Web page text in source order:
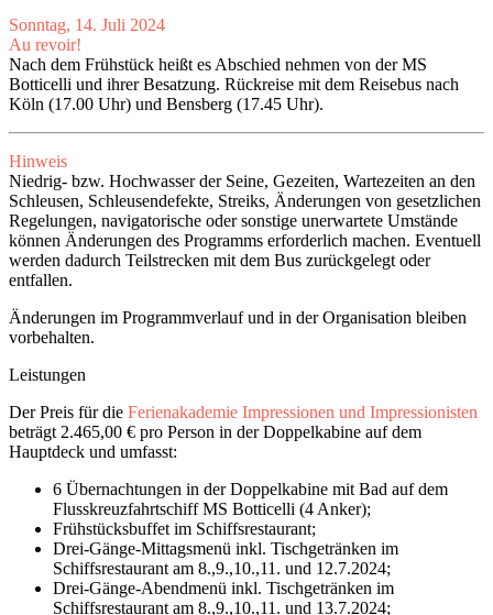
Sonntag, 14. Juli 2024
Au revoir!
Nach dem Frühstück heißt es Abschied nehmen von der MS
Botticelli und ihrer Besatzung. Rückreise mit dem Reisebus nach
Köln (17.00 Uhr) und Bensberg (17.45 Uhr).
Hinweis
Niedrig- bzw. Hochwasser der Seine, Gezeiten, Wartezeiten an den
Schleusen, Schleusendefekte, Streiks, Änderungen von gesetzlichen
Regelungen, navigatorische oder sonstige unerwartete Umstände
können Änderungen des Programms erforderlich machen. Eventuell
werden dadurch Teilstrecken mit dem Bus zurückgelegt oder
entfallen.
Änderungen im Programmverlauf und in der Organisation bleiben
vorbehalten.
Leistungen
Der Preis für die Ferienakademie Impressionen und Impressionisten
beträgt 2.465,00 € pro Person in der Doppelkabine auf dem
Hauptdeck und umfasst:
6 Übernachtungen in der Doppelkabine mit Bad auf dem
Flusskreuzfahrtschiff MS Botticelli (4 Anker);
Frühstücksbuffet im Schiffsrestaurant;
Drei-Gänge-Mittagsmenü inkl. Tischgetränken im
Schiffsrestaurant am 8.,9.,10.,11. und 12.7.2024;
Drei-Gänge-Abendmenü inkl. Tischgetränken im
Schiffsrestaurant am 8.,9.,10.,11. und 13.7.2024;